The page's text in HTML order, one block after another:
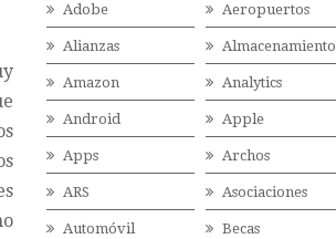
Adobe Aeropuertos
Alianzas Almacenamiento
Amazon Analytics
Android Apple
Apps Archos
ARS Asociaciones
Automóvil Becas